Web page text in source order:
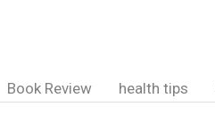
Book Review health tips